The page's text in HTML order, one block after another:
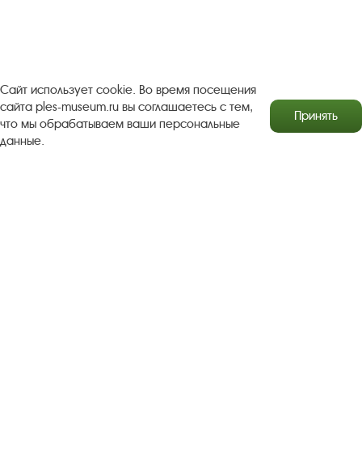
Антикоррупционная деятельность
Сайт использует cookie. Во время посещения
сайта ples-museum.ru вы соглашаетесь с тем,
что мы обрабатываем ваши персональные
данные.
Принять